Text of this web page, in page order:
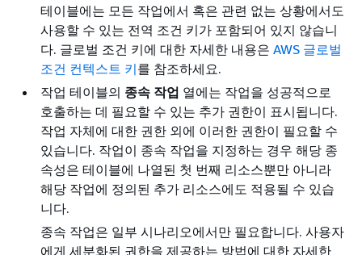
테이블에는 모든 작업에서 혹은 관련 없는 상황에서도
사용할 수 있는 전역 조건 키가 포함되어 있지 않습니
다. 글로벌 조건 키에 대한 자세한 내용은 AWS 글로벌
조건 컨텍스트 키를 참조하세요.
작업 테이블의 종속 작업 열에는 작업을 성공적으로
호출하는 데 필요할 수 있는 추가 권한이 표시됩니다.
작업 자체에 대한 권한 외에 이러한 권한이 필요할 수
있습니다. 작업이 종속 작업을 지정하는 경우 해당 종
속성은 테이블에 나열된 첫 번째 리소스뿐만 아니라
해당 작업에 정의된 추가 리소스에도 적용될 수 있습
니다.
종속 작업은 일부 시나리오에서만 필요합니다. 사용자
에게 세분화된 권한을 제공하는 방법에 대한 자세한